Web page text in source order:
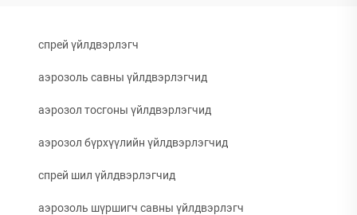
спрей үйлдвэрлэгч
аэрозоль савны үйлдвэрлэгчид
аэрозол тосгоны үйлдвэрлэгчид
аэрозол бүрхүүлийн үйлдвэрлэгчид
спрей шил үйлдвэрлэгчид
аэрозоль шүршигч савны үйлдвэрлэгч